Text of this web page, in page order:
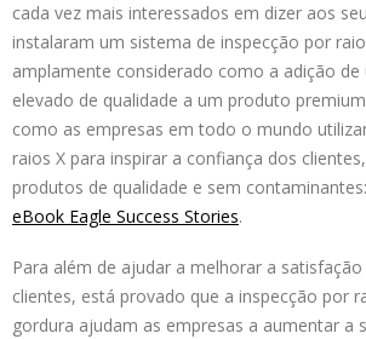
cada vez mais interessados em dizer aos
instalaram um sistema de inspecção por
amplamente considerado como a adição de
elevado de qualidade a um produto
como as empresas em todo o mundo
raios X para inspirar a confiança dos
produtos de qualidade e sem contaminantes:
eBook Eagle Success Stories.
Para além de ajudar a melhorar a
clientes, está provado que a inspecção por
gordura ajudam as empresas a aumentar a